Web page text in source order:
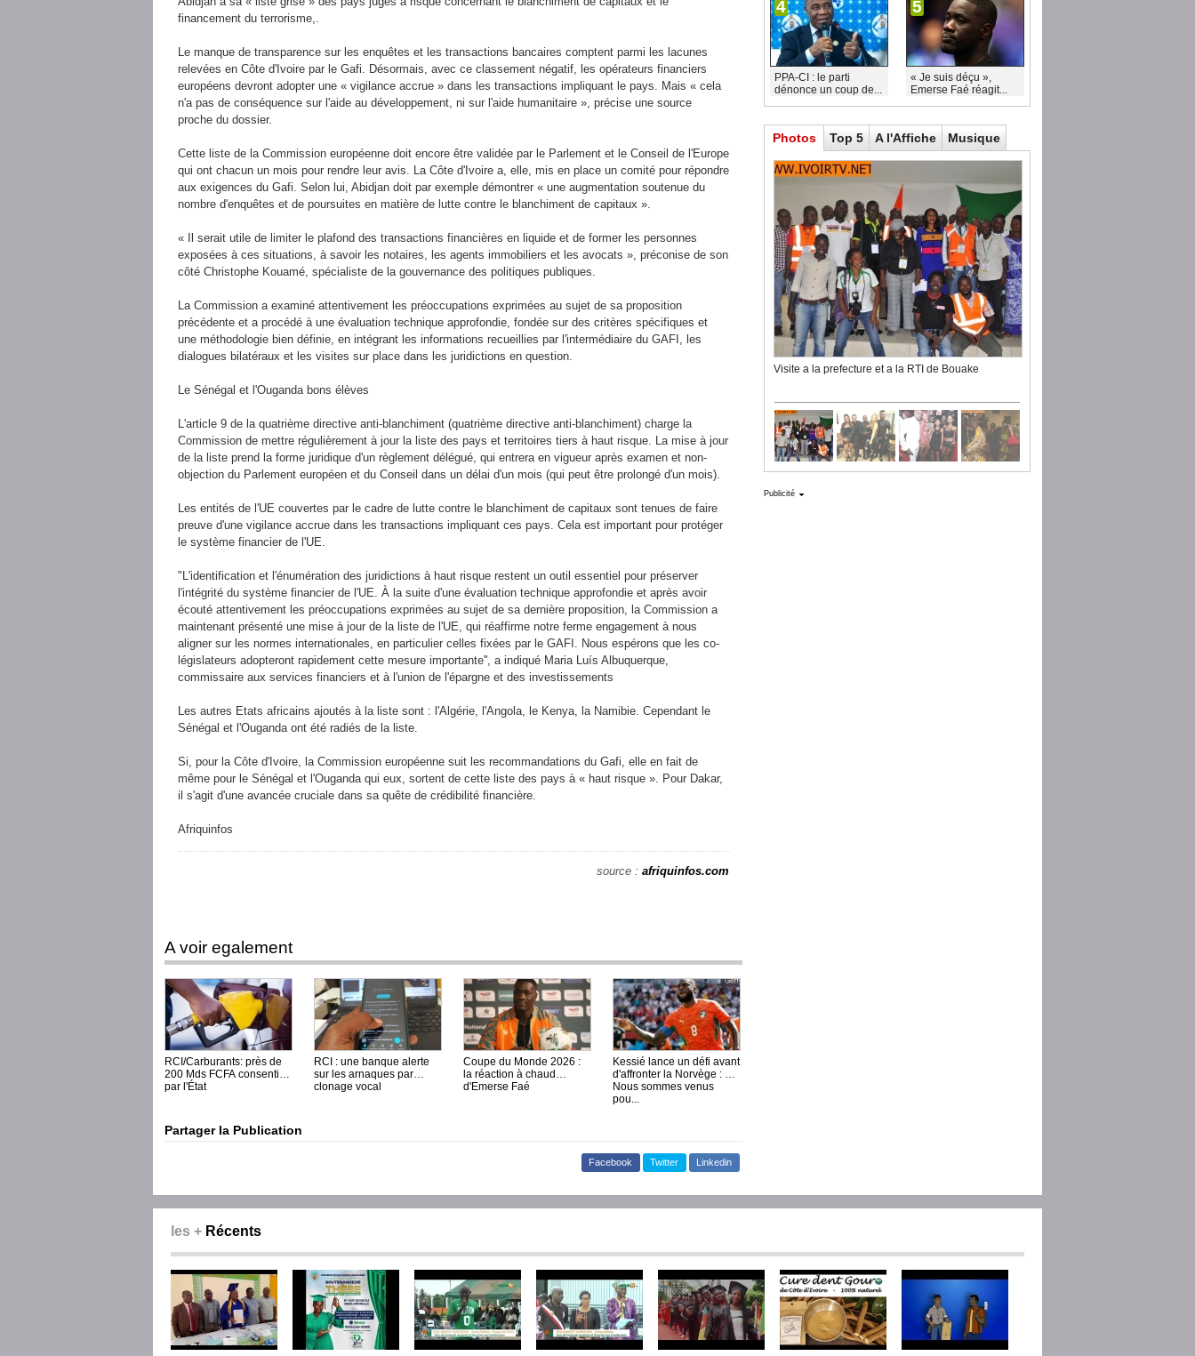
financement du terrorisme,.
Le manque de transparence sur les enquêtes et les transactions bancaires comptent parmi les lacunes
relevées en Côte d'Ivoire par le Gafi. Désormais, avec ce classement négatif, les opérateurs financiers
européens devront adopter une « vigilance accrue » dans les transactions impliquant le pays. Mais « cela
n'a pas de conséquence sur l'aide au développement, ni sur l'aide humanitaire », précise une source
proche du dossier.
Cette liste de la Commission européenne doit encore être validée par le Parlement et le Conseil de l'Europe
qui ont chacun un mois pour rendre leur avis. La Côte d'Ivoire a, elle, mis en place un comité pour répondre
aux exigences du Gafi. Selon lui, Abidjan doit par exemple démontrer « une augmentation soutenue du
nombre d'enquêtes et de poursuites en matière de lutte contre le blanchiment de capitaux ».
« Il serait utile de limiter le plafond des transactions financières en liquide et de former les personnes
exposées à ces situations, à savoir les notaires, les agents immobiliers et les avocats », préconise de son
côté Christophe Kouamé, spécialiste de la gouvernance des politiques publiques.
La Commission a examiné attentivement les préoccupations exprimées au sujet de sa proposition
précédente et a procédé à une évaluation technique approfondie, fondée sur des critères spécifiques et
une méthodologie bien définie, en intégrant les informations recueillies par l'intermédiaire du GAFI, les
dialogues bilatéraux et les visites sur place dans les juridictions en question.
Le Sénégal et l'Ouganda bons élèves
L'article 9 de la quatrième directive anti-blanchiment (quatrième directive anti-blanchiment) charge la
Commission de mettre régulièrement à jour la liste des pays et territoires tiers à haut risque. La mise à jour
de la liste prend la forme juridique d'un règlement délégué, qui entrera en vigueur après examen et non-
objection du Parlement européen et du Conseil dans un délai d'un mois (qui peut être prolongé d'un mois).
Les entités de l'UE couvertes par le cadre de lutte contre le blanchiment de capitaux sont tenues de faire
preuve d'une vigilance accrue dans les transactions impliquant ces pays. Cela est important pour protéger
le système financier de l'UE.
"L'identification et l'énumération des juridictions à haut risque restent un outil essentiel pour préserver
l'intégrité du système financier de l'UE. À la suite d'une évaluation technique approfondie et après avoir
écouté attentivement les préoccupations exprimées au sujet de sa dernière proposition, la Commission a
maintenant présenté une mise à jour de la liste de l'UE, qui réaffirme notre ferme engagement à nous
aligner sur les normes internationales, en particulier celles fixées par le GAFI. Nous espérons que les co-
législateurs adopteront rapidement cette mesure importante'', a indiqué Maria Luís Albuquerque,
commissaire aux services financiers et à l'union de l'épargne et des investissements
Les autres Etats africains ajoutés à la liste sont : l'Algérie, l'Angola, le Kenya, la Namibie. Cependant le
Sénégal et l'Ouganda ont été radiés de la liste.
Si, pour la Côte d'Ivoire, la Commission européenne suit les recommandations du Gafi, elle en fait de
même pour le Sénégal et l'Ouganda qui eux, sortent de cette liste des pays à « haut risque ». Pour Dakar,
il s'agit d'une avancée cruciale dans sa quête de crédibilité financière.
Afriquinfos
source : afriquinfos.com
A voir egalement
RCI/Carburants: près de
200 Mds FCFA consentis
par l'État
RCI : une banque alerte
sur les arnaques par
clonage vocal
Coupe du Monde 2026 :
la réaction à chaud
d'Emerse Faé
Kessié lance un défi avant
d'affronter la Norvège : «
Nous sommes venus
pou...
Partager la Publication
Facebook Twitter Linkedin
4
PPA-CI : le parti
dénonce un coup de...
5
« Je suis déçu »,
Emerse Faé réagit...
Photos Top 5 A l'Affiche Musique
Visite a la prefecture et a la RTI de Bouake
Publicité
les + Récents